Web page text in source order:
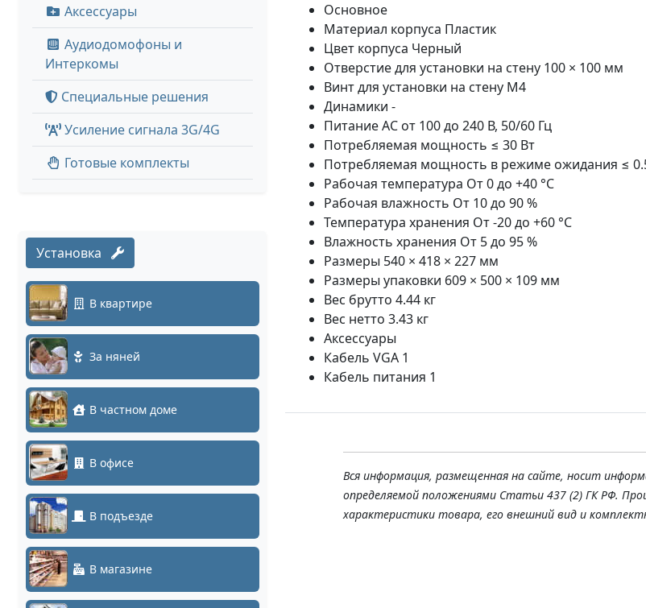
Аксессуары
Аудиодомофоны и
Интеркомы
Специальные решения
Усиление сигнала 3G/4G
Готовые комплекты
Установка
В квартире
За няней
В частном доме
В офисе
В подъезде
В магазине
Основное
Материал корпуса Пластик
Цвет корпуса Черный
Отверстие для установки на стену 100 × 100 мм
Винт для установки на стену M4
Динамики -
Питание AC от 100 до 240 В, 50/60 Гц
Потребляемая мощность ≤ 30 Вт
Потребляемая мощность в режиме ожидания ≤
Рабочая температура От 0 до +40 °C
Рабочая влажность От 10 до 90 %
Температура хранения От -20 до +60 °C
Влажность хранения От 5 до 95 %
Размеры 540 × 418 × 227 мм
Размеры упаковки 609 × 500 × 109 мм
Вес брутто 4.44 кг
Вес нетто 3.43 кг
Аксессуары
Кабель VGA 1
Кабель питания 1
Вся информация, размещенная на сайте, носит
определяемой положениями Статьи 437 (2) ГК РФ.
характеристики товара, его внешний вид и